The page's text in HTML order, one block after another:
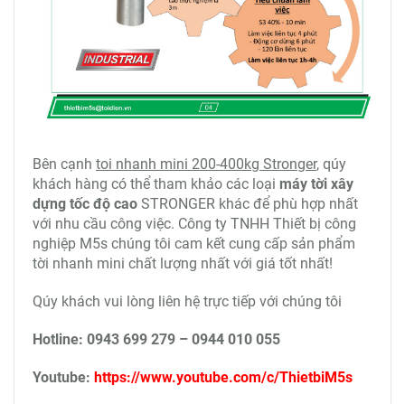
Tốc độ nâng hạ:20m/phút/200kg, 10m/phút/400kg
Chiều cao nâng hạ: 20m/cáp đơn, 10m/cáp đôi
Đường kính cáp: 5.0mm
Trọng lượng: 19.0kg